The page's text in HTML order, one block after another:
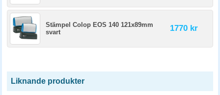
Stämpel Colop EOS 140 121x89mm
svart
1770 kr
Liknande produkter